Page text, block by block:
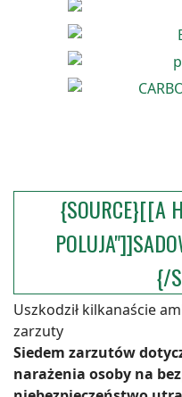
{SOURCE}[[A
{/
Uszkodził kilkanaście
zarzuty
Siedem zarzutów
narażenia osoby na